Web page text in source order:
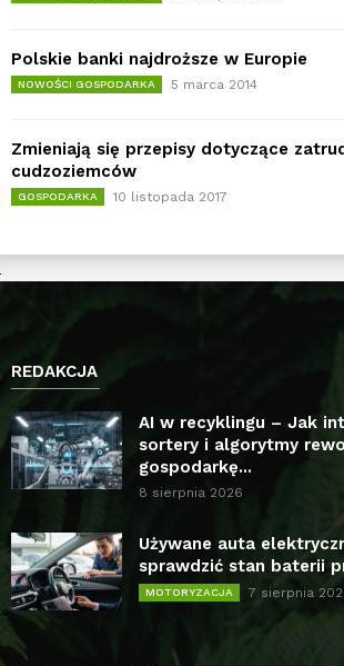
Polskie banki najdroższe w Europie
NOWOŚCI GOSPODARKA 5 marca 2014
Zmieniają się przepisy dotyczące
cudzoziemców
GOSPODARKA 10 listopada 2017
REDAKCJA
AI w recyklingu – Jak
sortery i algorytmy
gospodarkę...
8 sierpnia 2026
Używane auta
sprawdzić stan baterii
MOTORYZACJA 7 sierpnia